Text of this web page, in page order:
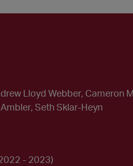
Lloyd Webber, Cameron
Seth Sklar-Heyn
- 2023)